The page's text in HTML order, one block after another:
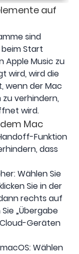
auf
sind
Start
Apple Music zu
wird, wird die
wenn der Mac
verhindern,
wird.
Mac
Funktion
dass
Wählen Sie
Sie in der
rechts auf
„Übergabe
Geräten
Wählen